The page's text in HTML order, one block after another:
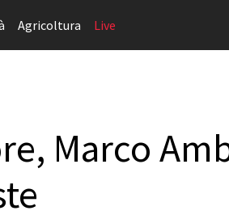
Agricoltura Live
Marco